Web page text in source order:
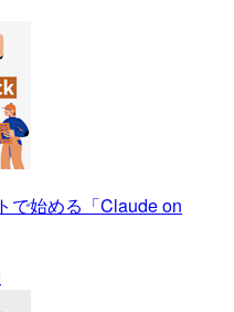
で始める「Claude on